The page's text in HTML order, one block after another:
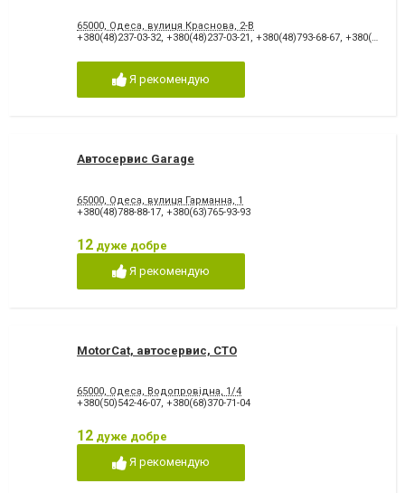
65000, Одеса, вулиця Краснова, 2-В
+380(48)237-03-32, +380(48)237-03-21 , +380(48)793-68-67, +380(94)863-68-67
Я рекомендую
Автосервис Garage
65000, Одеса, вулиця Гарманна, 1
+380(48)788-88-17, +380(63)765-93-93
12 дуже добре
Я рекомендую
MotorCat, автосервис, СТО
65000, Одеса, Водопровідна, 1/4
+380(50)542-46-07, +380(68)370-71-04
12 дуже добре
Я рекомендую